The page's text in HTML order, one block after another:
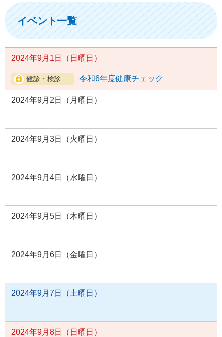
イベント一覧
2024年9月1日（日曜日）
令和6年度健康チェック
2024年9月2日（月曜日）
2024年9月3日（火曜日）
2024年9月4日（水曜日）
2024年9月5日（木曜日）
2024年9月6日（金曜日）
2024年9月7日（土曜日）
2024年9月8日（日曜日）